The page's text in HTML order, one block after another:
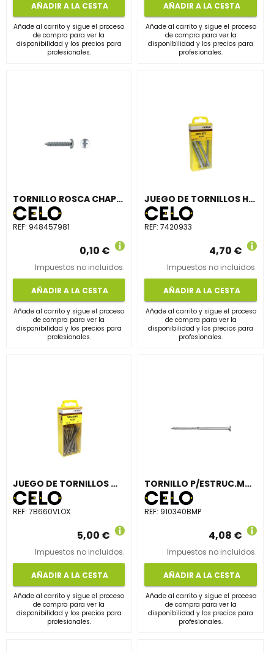
AÑADIR A LA CESTA
Añade al carrito y sigue el proceso
de compra para ver la
disponibilidad y los precios para
profesionales.
AÑADIR A LA CESTA
Añade al carrito y sigue el proceso
de compra para ver la
disponibilidad y los precios para
profesionales.
TORNILLO ROSCA CHAPA DIN7981 4.8x45mm CINCADO
REF: 948457981
0,10 €
Impuestos no incluidos.
AÑADIR A LA CESTA
Añade al carrito y sigue el proceso
de compra para ver la
disponibilidad y los precios para
profesionales.
JUEGO DE TORNILLOS HEXAGONAL DIN933 4,8 M4x20 CINCADO (20 UNIDADES)
REF:7420933
4,70 €
Impuestos no incluidos.
AÑADIR A LA CESTA
Añade al carrito y sigue el proceso
de compra para ver la
disponibilidad y los precios para
profesionales.
JUEGO DE TORNILLOS MADERA VELOX 6x60mm BICROMATADO (6 UNIDADES)
REF: 7B660VLOX
5,00 €
Impuestos no incluidos.
AÑADIR A LA CESTA
Añade al carrito y sigue el proceso
de compra para ver la
disponibilidad y los precios para
profesionales.
TORNILLO P/ESTRUC.MAD.BMAX 10x340/100mm AVELL.TX50 ACE.CINC.50 U.
REF: 910340BMP
4,08 €
Impuestos no incluidos.
AÑADIR A LA CESTA
Añade al carrito y sigue el proceso
de compra para ver la
disponibilidad y los precios para
profesionales.